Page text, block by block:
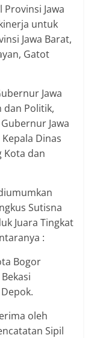
Jawa
untuk
Jawa Barat,
Gatot
Jawa
dan Politik,
Jawa
Dinas
Kota dan
Sutisna
Juara Tingkat
:
Bogor
oleh
Sipil